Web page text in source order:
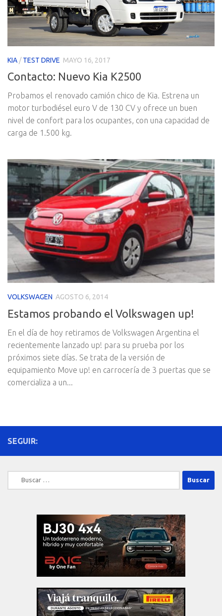
KIA /TEST DRIVE MAYO 16, 2017
Contacto: Nuevo Kia K2500
Probamos el renovado camión chico de Kia. Estrena un
motor turbodiésel euro V de 130 CV y ofrece un buen
nivel de confort para los ocupantes, con una capacidad de
carga de 1.500 kg.
VOLKSWAGEN AGOSTO 6, 2014
Estamos probando el Volkswagen up!
En el día de hoy retiramos de Volkswagen Argentina el
recientemente lanzado up! para su prueba por los
próximos siete días. Se trata de la versión de
equipamiento Move up! en carrocería de 3 puertas que se
comercializa a un...
SEGUIR:
Buscar: